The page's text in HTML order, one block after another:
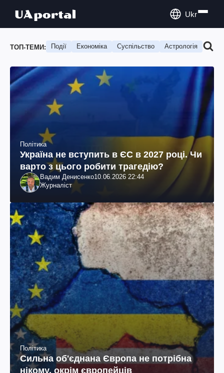
Ukr
ТОП-ТЕМИ: Події Економіка Суспільство Астрологія
Політика
Україна не вступить в ЄС в 2027 році. Чи
варто з цього робити трагедію?
Вадим Денисенко10.06.2026 22:44
Журналіст
Політика
Сильна об'єднана Європа не потрібна
нікому, окрім європейців